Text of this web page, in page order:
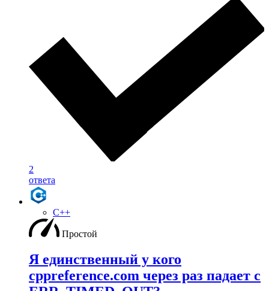
2
ответа
C++
Простой
Я единственный у кого
cppreference.com через раз падает с